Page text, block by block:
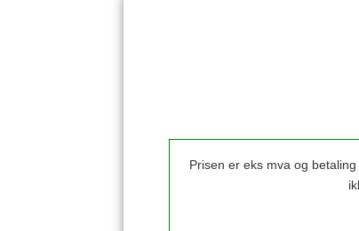
Prisen er eks mva og